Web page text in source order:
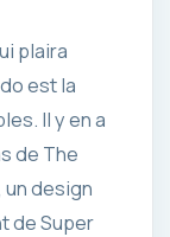
plaira
est la
Il y en a
de The
design
de Super